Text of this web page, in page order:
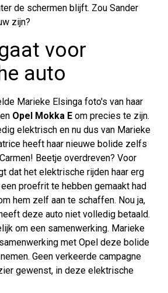
de schermen blijft. Zou Sander
zijn?
voor
auto
Marieke Elsinga foto's van haar
Opel Mokka E om precies te zijn.
elektrisch en nu dus van Marieke
heeft haar nieuwe bolide zelfs
Beetje overdreven? Voor
dat het elektrische rijden haar erg
proefrit te hebben gemaakt had
hem zelf aan te schaffen. Nou ja,
deze auto niet volledig betaald.
om een samenwerking. Marieke
met Opel deze bolide
Geen verkeerde campagne
gewenst, in deze elektrische